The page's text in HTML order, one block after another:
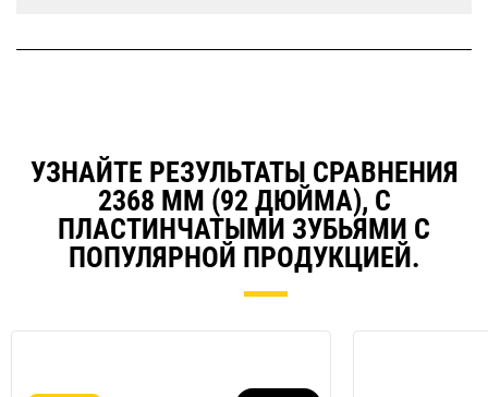
УЗНАЙТЕ РЕЗУЛЬТАТЫ СРАВНЕНИЯ
2368 ММ (92 ДЮЙМА), С
ПЛАСТИНЧАТЫМИ ЗУБЬЯМИ С
ПОПУЛЯРНОЙ ПРОДУКЦИЕЙ.